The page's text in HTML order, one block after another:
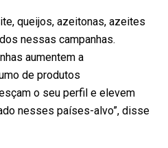
queijos, azeitonas, azeites
nessas campanhas.
aumentem a
de produtos
o seu perfil e elevem
nesses países-alvo”, disse